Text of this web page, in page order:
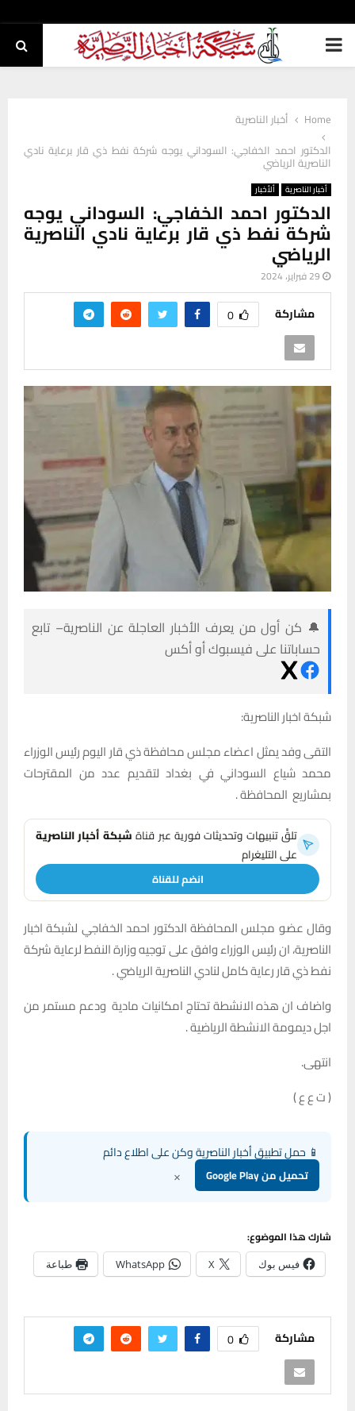
PRIMARY
Home
أخبار الناصرية
الدكتور احمد الخفاجي: السوداني يوجه شركة نفط ذي قار برعاية نادي
الناصرية الرياضي
أخبار الناصرية ألأخبار
الدكتور احمد الخفاجي: السوداني يوجه
شركة نفط ذي قار برعاية نادي الناصرية
الرياضي
29 فبراير، 2024
مشاركة 0
🔔 كن أول من يعرف الأخبار العاجلة عن الناصرية– تابع
حساباتنا على فيسبوك أو أكس
شبكة اخبار الناصرية:
التقى وفد يمثل اعضاء مجلس محافظة ذي قار اليوم رئيس الوزراء
محمد شياع السوداني في بغداد لتقديم عدد من المقترحات
بمشاريع المحافظة .
تلقَّ تنبيهات وتحديثات فورية عبر قناةشبكة أخبار الناصرية
على التليغرام
انضم للقناة
وقال عضو مجلس المحافظة الدكتور احمد الخفاجي لشبكة اخبار
الناصرية، ان رئيس الوزراء وافق على توجيه وزارة النفط لرعاية شركة
نفط ذي قار رعاية كامل لنادي الناصرية الرياضي .
واضاف ان هذه الانشطة تحتاج امكانيات مادية ودعم مستمر من
اجل ديمومة الانشطة الرياضية .
انتهى.
( ت ع ع )
📱 حمل تطبيق أخبار الناصرية وكن على اطلاع دائم
تحميل من Google Play ×
شارك هذا الموضوع:
فيس بوك X
WhatsApp طباعة
مشاركة 0